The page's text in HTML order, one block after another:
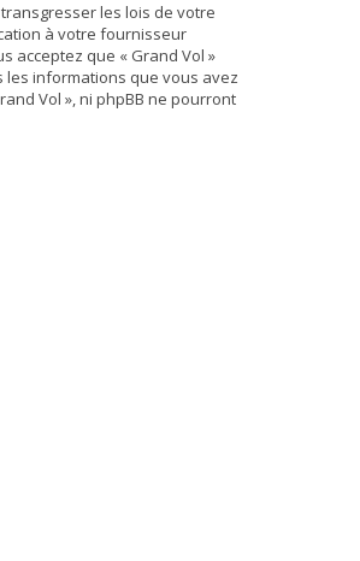
les lois de votre
à votre fournisseur
acceptez que « Grand Vol »
les informations que vous avez
Vol », ni phpBB ne pourront